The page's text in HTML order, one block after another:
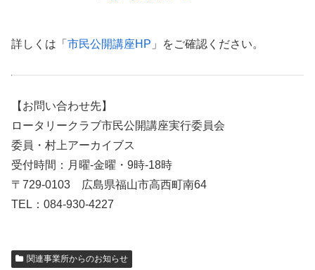
詳しくは「 市民公開講座HP 」をご確認ください。
【お問い合わせ先】
ロータリークラブ市民公開講座実行委員会
委員・村上アーカイブス
受付時間：月曜‐金曜・9時‐18時
〒729-0103 広島県福山市高西町南64
TEL：084-930-4227
関連事業所からのお知らせ